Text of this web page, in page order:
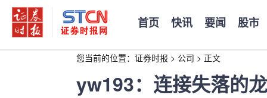
首页 快讯 要闻 股市
您当前的位置： 证券时报 > 公司 > 正文
yw193：连接失落的